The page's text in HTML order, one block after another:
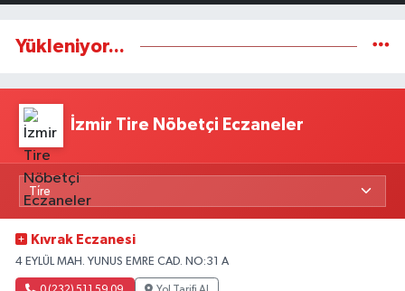
Yükleniyor...
İzmir Tire Nöbetçi Eczaneler
Kıvrak Eczanesi
4 EYLÜL MAH. YUNUS EMRE CAD. NO:31 A